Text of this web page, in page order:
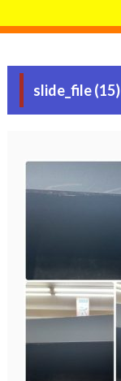
slide_file (15)